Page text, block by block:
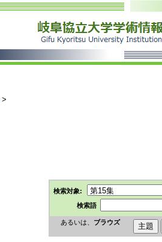
>
検索対象:
検索語
あるいは、 ブラウズ